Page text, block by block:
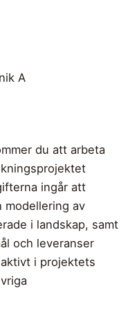
A
du att arbeta
ingår att
modellering av
i landskap, samt
och leveranser
i projektets